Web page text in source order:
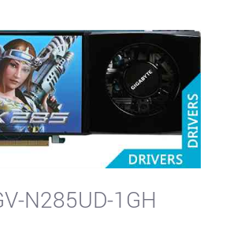
N285UD-1GH